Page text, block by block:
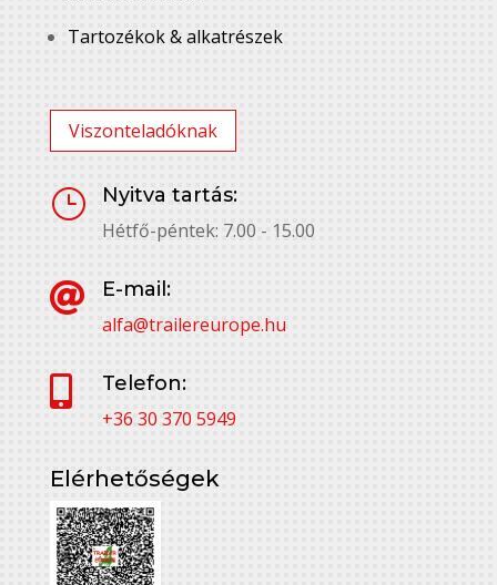
Tartozékok & alkatrészek
Viszonteladóknak
}
Nyitva tartás:
Hétfő-péntek: 7.00 - 15.00

E-mail:
alfa@trailereurope.hu

Telefon:
+36 30 370 5949
Elérhetőségek